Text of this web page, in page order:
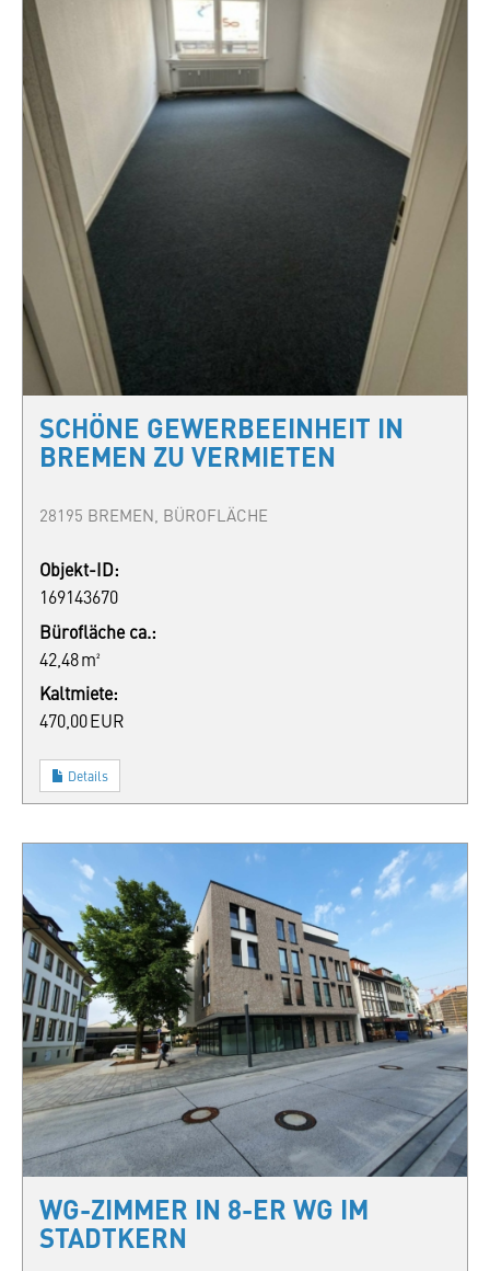
SCHÖNE GEWERBEEINHEIT IN
BREMEN ZU VERMIETEN
28195 BREMEN, BÜROFLÄCHE
Objekt-ID:
169143670
Bürofläche ca.:
42,48 m²
Kaltmiete:
470,00 EUR
Details
WG-ZIMMER IN 8-ER WG IM
STADTKERN